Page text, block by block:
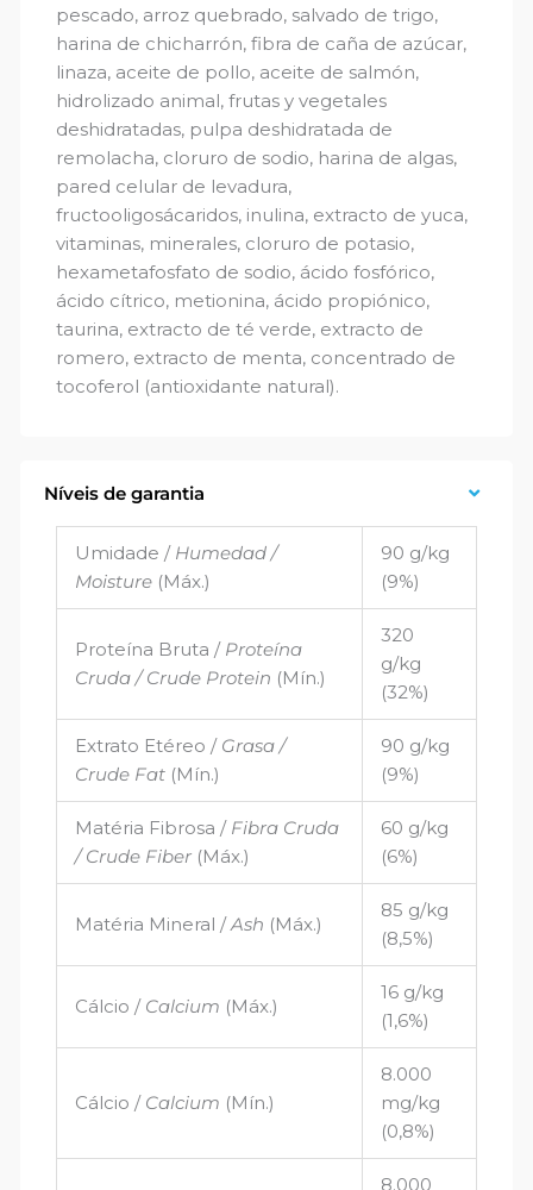
pescado, arroz quebrado, salvado de trigo,
harina de chicharrón, fibra de caña de azúcar,
linaza, aceite de pollo, aceite de salmón,
hidrolizado animal, frutas y vegetales
deshidratadas, pulpa deshidratada de
remolacha, cloruro de sodio, harina de algas,
pared celular de levadura,
fructooligosácaridos, inulina, extracto de yuca,
vitaminas, minerales, cloruro de potasio,
hexametafosfato de sodio, ácido fosfórico,
ácido cítrico, metionina, ácido propiónico,
taurina, extracto de té verde, extracto de
romero, extracto de menta, concentrado de
tocoferol (antioxidante natural).
Níveis de garantia
Umidade / Humedad /
Moisture (Máx.)
90 g/kg
(9%)
Proteína Bruta / Proteína
Cruda / Crude Protein (Mín.)
320
g/kg
(32%)
Extrato Etéreo / Grasa /
Crude Fat (Mín.)
90 g/kg
(9%)
Matéria Fibrosa / Fibra Cruda
/ Crude Fiber (Máx.)
60 g/kg
(6%)
Matéria Mineral /Ash (Máx.)
85 g/kg
(8,5%)
Cálcio / Calcium (Máx.)
16 g/kg
(1,6%)
Cálcio / Calcium (Mín.)
8.000
mg/kg
(0,8%)
8.000